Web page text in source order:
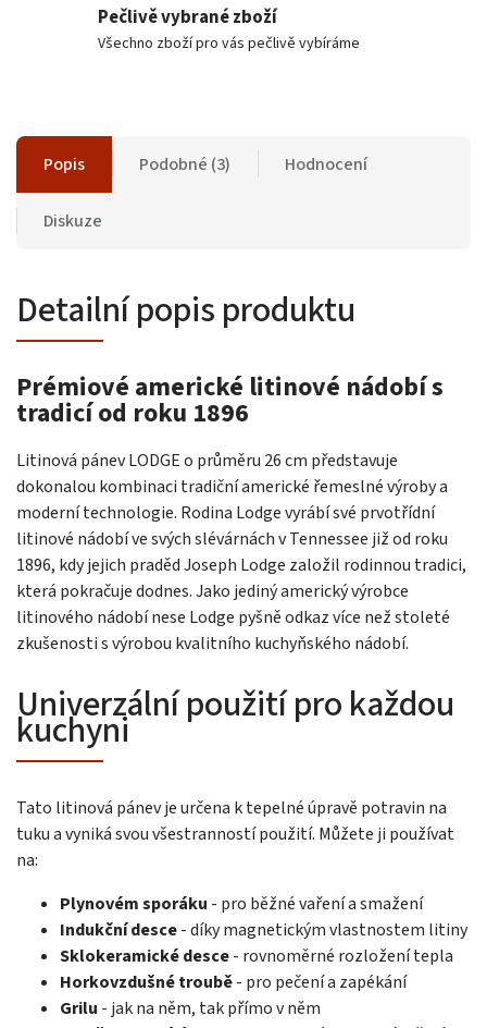
Pečlivě vybrané zboží
Všechno zboží pro vás pečlivě vybíráme
Popis Podobné (3) Hodnocení
Diskuze
Detailní popis produktu
Prémiové americké litinové nádobí s
tradicí od roku 1896
Litinová pánev LODGE o průměru 26 cm představuje
dokonalou kombinaci tradiční americké řemeslné výroby a
moderní technologie. Rodina Lodge vyrábí své prvotřídní
litinové nádobí ve svých slévárnách v Tennessee již od roku
1896, kdy jejich praděd Joseph Lodge založil rodinnou tradici,
která pokračuje dodnes. Jako jediný americký výrobce
litinového nádobí nese Lodge pyšně odkaz více než stoleté
zkušenosti s výrobou kvalitního kuchyňského nádobí.
Univerzální použití pro každou
kuchyni
Tato litinová pánev je určena k tepelné úpravě potravin na
tuku a vyniká svou všestranností použití. Můžete ji používat
na:
Plynovém sporáku - pro běžné vaření a smažení
Indukční desce- díky magnetickým vlastnostem litiny
Sklokeramické desce- rovnoměrné rozložení tepla
Horkovzdušné troubě- pro pečení a zapékání
Grilu - jak na něm, tak přímo v něm